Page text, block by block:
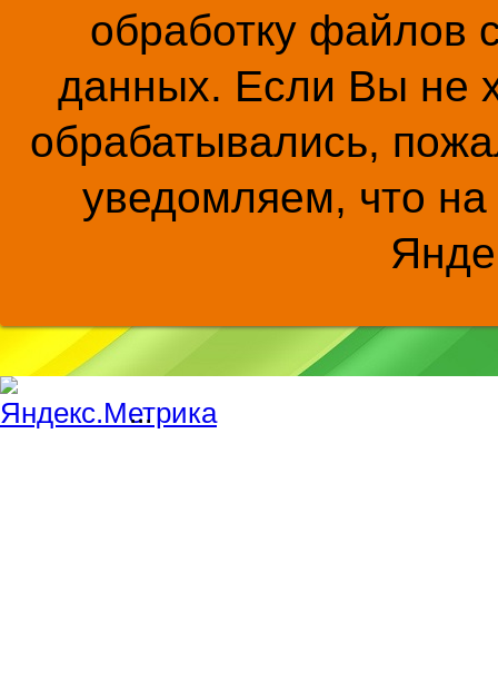
обработку файлов
данных. Если Вы не
обрабатывались,
уведомляем, что на
...